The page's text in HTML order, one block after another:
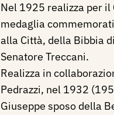
Nel 1925 realizza per il
medaglia
alla Città, della Bibbia
Senatore Treccani.
Realizza in
Pedrazzi, nel 1932
Giuseppe sposo della